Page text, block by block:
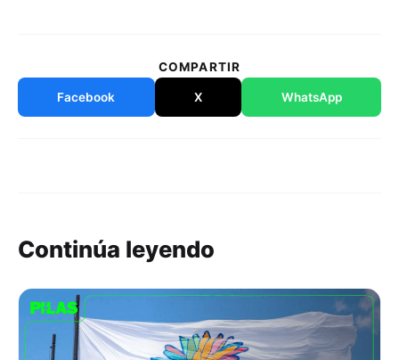
COMPARTIR
Facebook X WhatsApp
Continúa leyendo